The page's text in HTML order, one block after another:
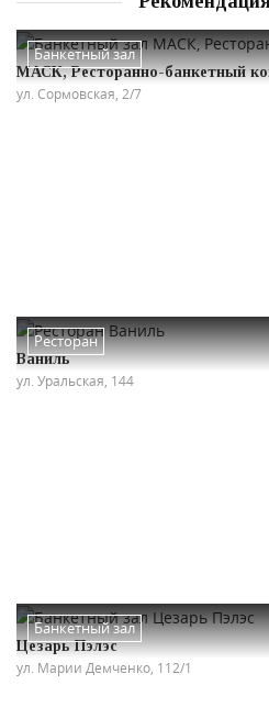
Банкетный зал
МАСК, Ресторанно-банкетный
ул. Сормовская, 2/7
Ресторан
Ваниль
ул. Уральская, 144
Банкетный зал
Цезарь Пэлэс
ул. Марии Демченко, 112/1